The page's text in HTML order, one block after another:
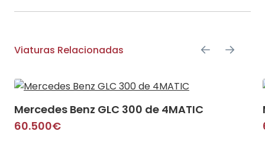
Viaturas Relacionadas
Mercedes Benz GLC 300 de 4MATIC
60.500€